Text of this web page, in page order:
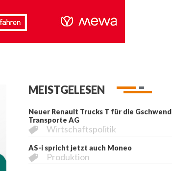
MEISTGELESEN
Neuer Renault Trucks T für die Gschwend
Transporte AG
Wirtschaftspolitik
AS-i spricht jetzt auch Moneo
Produktion